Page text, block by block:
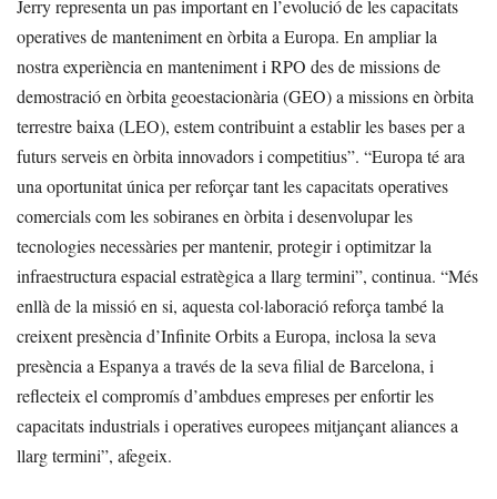
Jerry representa un pas important en l’evolució de les capacitats
operatives de manteniment en òrbita a Europa. En ampliar la
nostra experiència en manteniment i RPO des de missions de
demostració en òrbita geoestacionària (GEO) a missions en òrbita
terrestre baixa (LEO), estem contribuint a establir les bases per a
futurs serveis en òrbita innovadors i competitius”. “Europa té ara
una oportunitat única per reforçar tant les capacitats operatives
comercials com les sobiranes en òrbita i desenvolupar les
tecnologies necessàries per mantenir, protegir i optimitzar la
infraestructura espacial estratègica a llarg termini”, continua. “Més
enllà de la missió en si, aquesta col·laboració reforça també la
creixent presència d’Infinite Orbits a Europa, inclosa la seva
presència a Espanya a través de la seva filial de Barcelona, i
reflecteix el compromís d’ambdues empreses per enfortir les
capacitats industrials i operatives europees mitjançant aliances a
llarg termini”, afegeix.